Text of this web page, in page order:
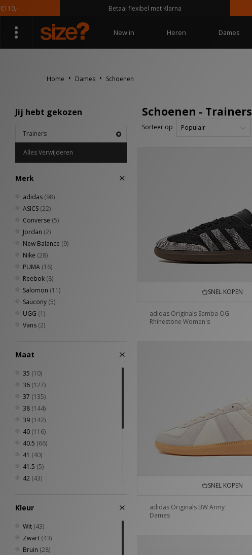
Betaal flexibel met Klarna
New in Heren Dames
Home Dames Schoenen
Jij hebt gekozen
Trainers
Alles Verwijderen
Merk
adidas (98)
ASICS (22)
Converse (5)
Jordan (2)
New Balance (9)
Nike (28)
PUMA (16)
Reebok (8)
Salomon (11)
Saucony (5)
UGG (1)
Vans (2)
Maat
35 (10)
36 (127)
37 (135)
38 (144)
39 (142)
40 (116)
40.5 (66)
41 (40)
41.5 (5)
42 (43)
44(6)
44.5(7)
45(6)
45.5(2)
Kleur
Wit (43)
Zwart (43)
Bruin (28)
Schoenen - Trainers
Sorteer op
SNEL KOPEN
adidas Originals Samba OG
Rhinestone Women's
SNEL KOPEN
adidas Originals BW Army
Dames